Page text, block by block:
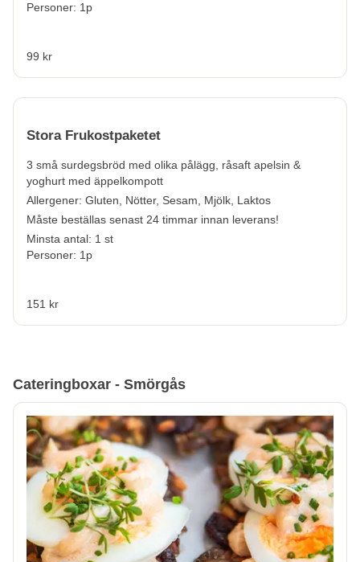
Personer: 1p
99 kr
Stora Frukostpaketet
3 små surdegsbröd med olika pålägg, råsaft apelsin &
yoghurt med äppelkompott
Allergener: Gluten, Nötter, Sesam, Mjölk, Laktos
Måste beställas senast 24 timmar innan leverans!
Minsta antal: 1 st
Personer: 1p
151 kr
Cateringboxar - Smörgås